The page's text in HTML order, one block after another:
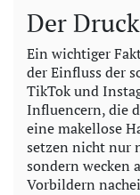
Der
Ein wichtiger
der Einfluss der
TikTok und
Influencern, die
eine makellose
setzen nicht nur
sondern wecken
Vorbildern